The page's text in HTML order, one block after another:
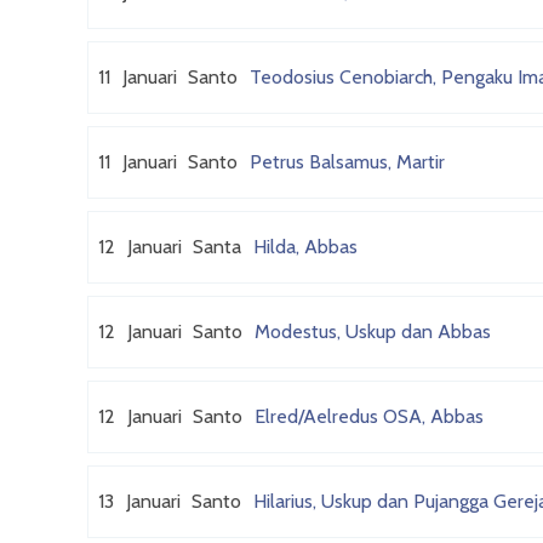
11 Januari Santo Teodosius Cenobiarch, Pengaku
11 Januari Santo Petrus Balsamus, Martir
12 Januari Santa Hilda, Abbas
12 Januari Santo Modestus, Uskup dan Abbas
12 Januari Santo Elred/Aelredus OSA, Abbas
13 Januari Santo Hilarius, Uskup dan Pujangga